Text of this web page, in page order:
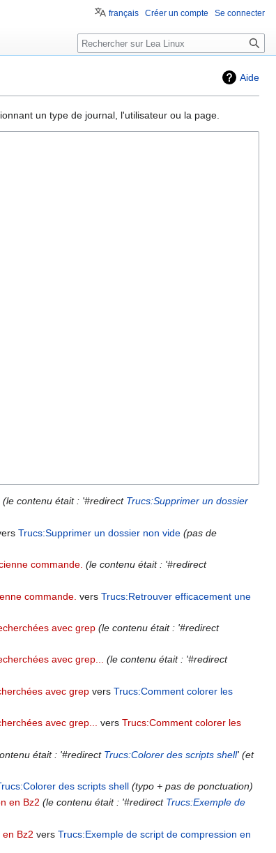
Aide
un type de journal, l'utilisateur ou la page.
(le contenu était : '#redirect Trucs:Supprimer un dossier
Trucs:Supprimer un dossier non vide (pas de
commande. (le contenu était : '#redirect
commande. versTrucs:Retrouver efficacement une
avec grep (le contenu était : '#redirect
avec grep... (le contenu était : '#redirect
avec grep versTrucs:Comment colorer les
avec grep... versTrucs:Comment colorer les
était : '#redirect Trucs:Colorer des scripts shell' (et
des scripts shell (typo + pas de ponctuation)
en Bz2 (le contenu était : '#redirect Trucs:Exemple de
Bz2 versTrucs:Exemple de script de compression en
français Créer un compte Se connecter